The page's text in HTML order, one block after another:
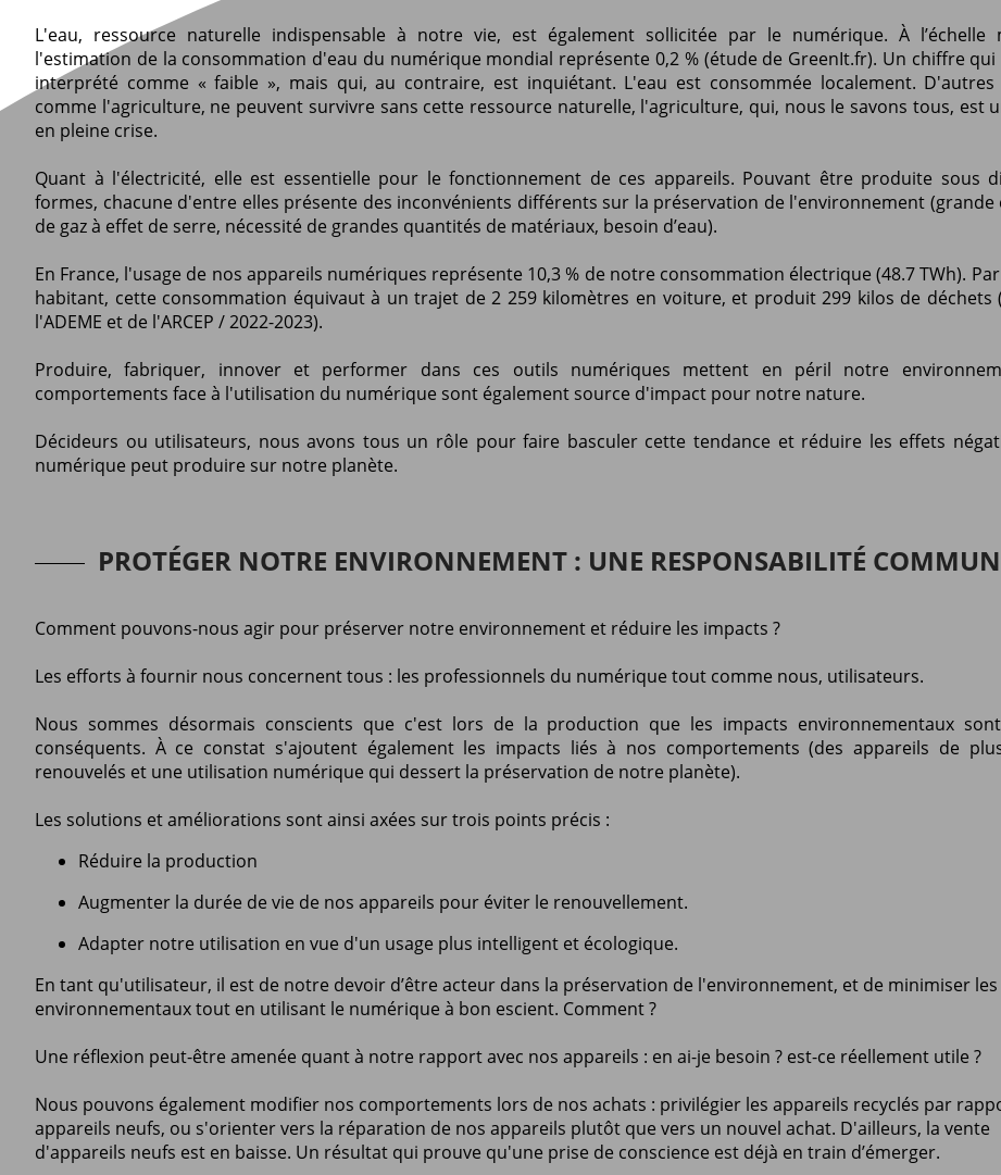
L'eau, ressource naturelle indispensable à notre vie, est également sollicitée par le numérique. À l’échelle
l'estimation de la consommation d'eau du numérique mondial représente 0,2 % (étude de GreenIt.fr). Un chiffre
interprété comme « faible », mais qui, au contraire, est inquiétant. L'eau est consommée localement. D'autres
comme l'agriculture, ne peuvent survivre sans cette ressource naturelle, l'agriculture, qui, nous le savons tous, est
en pleine crise.
Quant à l'électricité, elle est essentielle pour le fonctionnement de ces appareils. Pouvant être produite sous
formes, chacune d'entre elles présente des inconvénients différents sur la préservation de l'environnement (grande
de gaz à effet de serre, nécessité de grandes quantités de matériaux, besoin d’eau).
En France, l'usage de nos appareils numériques représente 10,3 % de notre consommation électrique (48.7 TWh).
habitant, cette consommation équivaut à un trajet de 2 259 kilomètres en voiture, et produit 299 kilos de déchets
l'ADEME et de l'ARCEP / 2022-2023).
Produire, fabriquer, innover et performer dans ces outils numériques mettent en péril notre
comportements face à l'utilisation du numérique sont également source d'impact pour notre nature.
Décideurs ou utilisateurs, nous avons tous un rôle pour faire basculer cette tendance et réduire les effets
numérique peut produire sur notre planète.
PROTÉGER NOTRE ENVIRONNEMENT : UNE RESPONSABILITÉ
Comment pouvons-nous agir pour préserver notre environnement et réduire les impacts ?
Les efforts à fournir nous concernent tous : les professionnels du numérique tout comme nous, utilisateurs.
Nous sommes désormais conscients que c'est lors de la production que les impacts environnementaux
conséquents. À ce constat s'ajoutent également les impacts liés à nos comportements (des appareils de
renouvelés et une utilisation numérique qui dessert la préservation de notre planète).
Les solutions et améliorations sont ainsi axées sur trois points précis :
Réduire la production
Augmenter la durée de vie de nos appareils pour éviter le renouvellement.
Adapter notre utilisation en vue d'un usage plus intelligent et écologique.
En tant qu'utilisateur, il est de notre devoir d’être acteur dans la préservation de l'environnement, et de minimiser
environnementaux tout en utilisant le numérique à bon escient. Comment ?
Une réflexion peut-être amenée quant à notre rapport avec nos appareils : en ai-je besoin ? est-ce réellement utile ?
Nous pouvons également modifier nos comportements lors de nos achats : privilégier les appareils recyclés par
appareils neufs, ou s'orienter vers la réparation de nos appareils plutôt que vers un nouvel achat. D'ailleurs, la vente
d'appareils neufs est en baisse. Un résultat qui prouve qu'une prise de conscience est déjà en train d’émerger.